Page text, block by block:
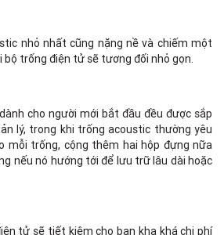
nhỏ nhất cũng nặng nề và chiếm một
bộ trống điện tử sẽ tương đối nhỏ gọn.
cho người mới bắt đầu đều được sắp
lý, trong khi trống acoustic thường yêu
mỗi trống, cộng thêm hai hộp đựng nữa
nếu nó hướng tới để lưu trữ lâu dài hoặc
tử sẽ tiết kiệm cho bạn kha khá chi phí